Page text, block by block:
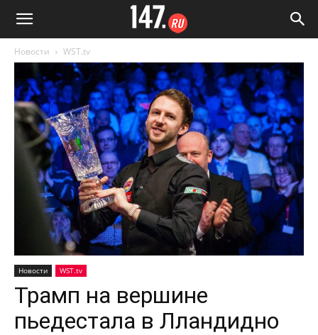
Новости WST.tv
Новости WST.tv
Трамп на вершине
пьедестала в Лландидно